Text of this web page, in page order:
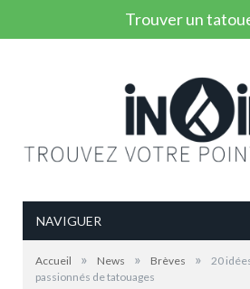
Trouver un
NAVIGUER
Accueil » News » Brèves »
20
passionnés de tatouages